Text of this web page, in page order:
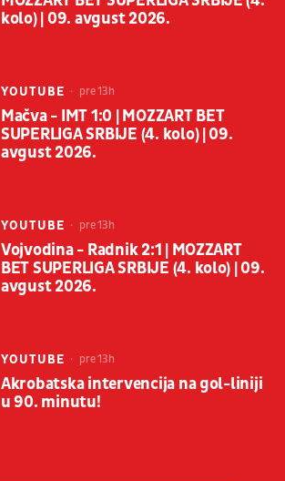
kolo) | 09. avgust 2026.
YOUTUBE pre 13h
Mačva - IMT 1:0 | MOZZART BET
SUPERLIGA SRBIJE (4. kolo) | 09.
avgust 2026.
YOUTUBE pre 13h
Vojvodina - Radnik 2:1 | MOZZART
BET SUPERLIGA SRBIJE (4. kolo) | 09.
avgust 2026.
YOUTUBE pre 13h
Akrobatska intervencija na gol-liniji
u 90. minutu!